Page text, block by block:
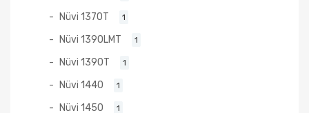
Nüvi 1370T 1
Nüvi 1390LMT 1
Nüvi 1390T 1
Nüvi 1440 1
Nüvi 1450 1